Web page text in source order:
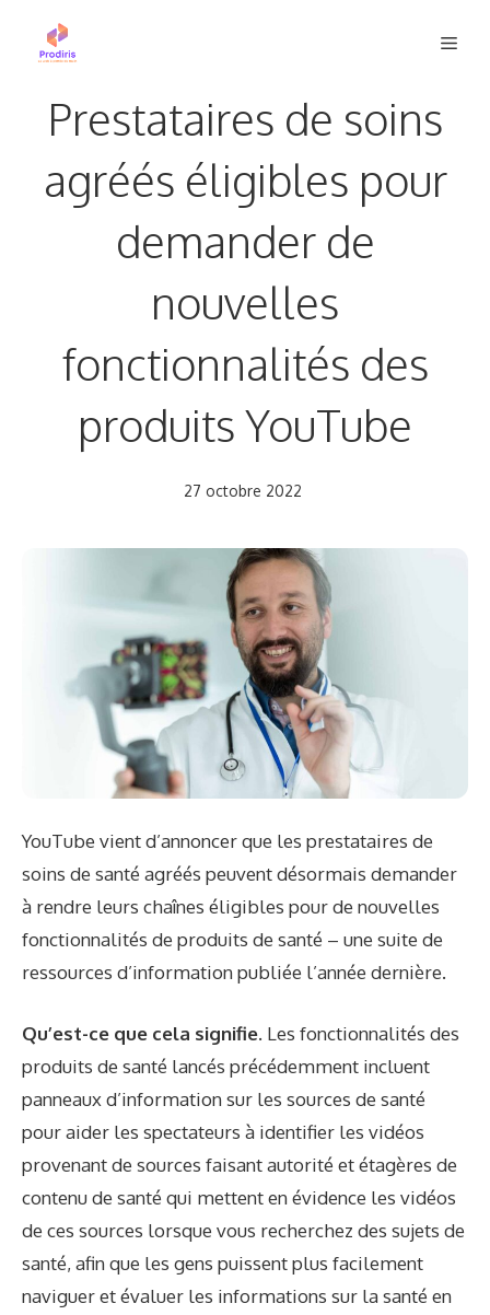
Prestataires de soins
agréés éligibles pour
demander de
nouvelles
fonctionnalités des
produits YouTube
27 octobre 2022
YouTube vient d’annoncer que les prestataires de
soins de santé agréés peuvent désormais demander
à rendre leurs chaînes éligibles pour de nouvelles
fonctionnalités de produits de santé – une suite de
ressources d’information publiée l’année dernière.
Qu’est-ce que cela signifie. Les fonctionnalités des
produits de santé lancés précédemment incluent
panneaux d’information sur les sources de santé
pour aider les spectateurs à identifier les vidéos
provenant de sources faisant autorité etétagères de
contenu de santé qui mettent en évidence les vidéos
de ces sources lorsque vous recherchez des sujets de
santé, afin que les gens puissent plus facilement
naviguer et évaluer les informations sur la santé en